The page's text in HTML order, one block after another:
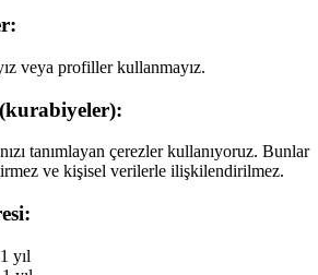
veya profiller kullanmayız.
tanımlayan çerezler kullanıyoruz. Bunlar
ve kişisel verilerle ilişkilendirilmez.
yıl